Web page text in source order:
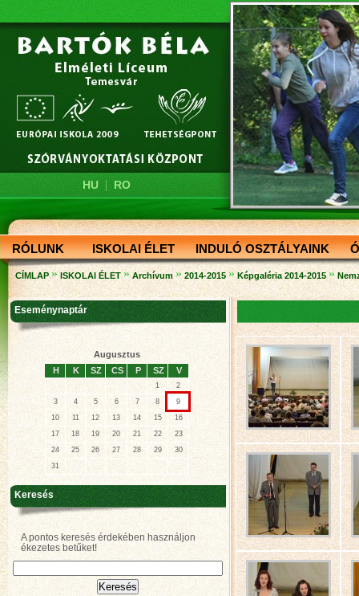
HU| RO
RÓLUNK ISKOLAI ÉLET INDULÓ OSZTÁLYAINK
CÍMLAP » ISKOLAI ÉLET » Archívum » 2014-2015 » Képgaléria 2014-2015 »
Eseménynaptár
Augusztus
H
K SZ CS P SZ V
1
2
3
4 5 6 7 8
9
10
11 12 13 14 15
16
17
18 19 20 21 22
23
24
25 26 27 28 29
30
31
Keresés
A pontos keresés érdekében használjon
ékezetes betűket!